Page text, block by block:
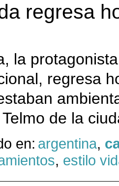
regresa
la
regresa
de la
en: argentina,
, estilo